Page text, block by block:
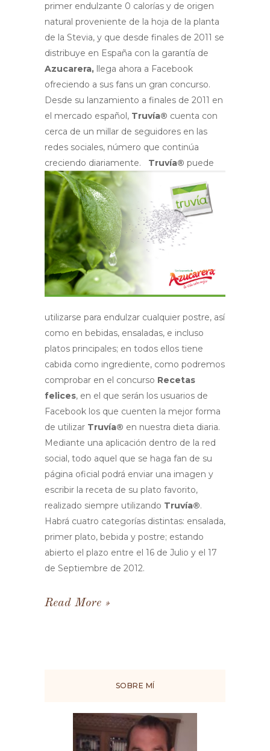
primer endulzante 0 calorías y de origen
natural proveniente de la hoja de la planta
de la Stevia, y que desde finales de 2011 se
distribuye en España con la garantía de
Azucarera, llega ahora a Facebook
ofreciendo a sus fans un gran concurso.
Desde su lanzamiento a finales de 2011 en
el mercado español, Truvía® cuenta con
cerca de un millar de seguidores en las
redes sociales, número que continúa
creciendo diariamente.
Truvía® puede
utilizarse para endulzar cualquier postre, así
como en bebidas, ensaladas, e incluso
platos principales; en todos ellos tiene
cabida como ingrediente, como podremos
comprobar en el concurso Recetas
felices, en el que serán los usuarios de
Facebook los que cuenten la mejor forma
de utilizar Truvía® en nuestra dieta diaria.
Mediante una aplicación dentro de la red
social, todo aquel que se haga fan de su
página oficial podrá enviar una imagen y
escribir la receta de su plato favorito,
realizado siempre utilizando Truvía®.
Habrá cuatro categorías distintas: ensalada,
primer plato, bebida y postre; estando
abierto el plazo entre el 16 de Julio y el 17
de Septiembre de 2012.
Read More
SOBRE MÍ